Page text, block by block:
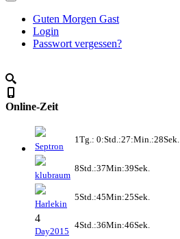
Guten Morgen Gast
Login
Passwort vergessen?
Online-Zeit
Septron
1Tg.: 0:Std.:27:Min.:28Sek.
klubraum
8Std.:37Min:39Sek.
Harlekin
5Std.:45Min:25Sek.
4
Day2015
4Std.:36Min:46Sek.